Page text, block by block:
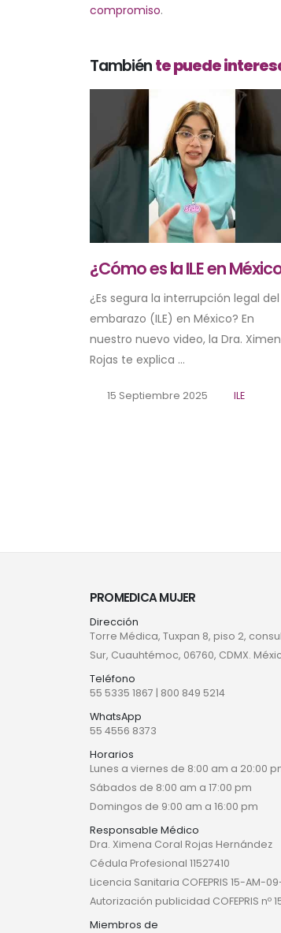
compromiso.
Tambiénte puede
¿Cómo es la ILE en
¿Es segura la interrupción legal del
embarazo (ILE) en México? En
nuestro nuevo video, la Dra.
Rojas te explica ...
15 Septiembre 2025 ILE
PROMEDICA MUJER
Dirección
Torre Médica, Tuxpan 8, piso 2,
Sur, Cuauhtémoc, 06760, CDMX.
Teléfono
55 5335 1867 | 800 849 5214
WhatsApp
55 4556 8373
Horarios
Lunes a viernes de 8:00 am a 20:00
Sábados de 8:00 am a 17:00 pm
Domingos de 9:00 am a 16:00 pm
Responsable Médico
Dra. Ximena Coral Rojas Hernández
Cédula Profesional 11527410
Licencia Sanitaria COFEPRIS 15-AM-
Autorización publicidad COFEPRIS nº
Miembros de